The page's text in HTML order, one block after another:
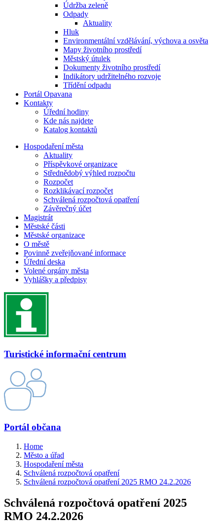
Údržba zeleně
Odpady
Aktuality
Hluk
Environmentální vzdělávání, výchova a osvěta
Mapy životního prostředí
Městský útulek
Dokumenty životního prostředí
Indikátory udržitelného rozvoje
Třídění odpadu
Portál Opavana
Kontakty
Úřední hodiny
Kde nás najdete
Katalog kontaktů
Hospodaření města
Aktuality
Příspěvkové organizace
Střednědobý výhled rozpočtu
Rozpočet
Rozklikávací rozpočet
Schválená rozpočtová opatření
Závěrečný účet
Magistrát
Městské části
Městské organizace
O městě
Povinně zveřejňované informace
Úřední deska
Volené orgány města
Vyhlášky a předpisy
Turistické informační centrum
Portál občana
Home
Město a úřad
Hospodaření města
Schválená rozpočtová opatření
Schválená rozpočtová opatření 2025 RMO 24.2.2026
Schválená rozpočtová opatření 2025
RMO 24.2.2026